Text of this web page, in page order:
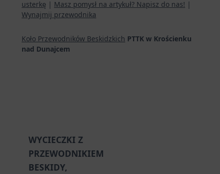
usterkę | Masz pomysł na artykuł? Napisz do nas! |
Wynajmij przewodnika
Koło Przewodników Beskidzkich PTTK w Krościenku
nad Dunajcem
WYCIECZKI Z
PRZEWODNIKIEM
BESKIDY,